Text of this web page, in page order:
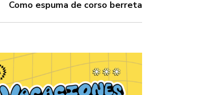
Como espuma de corso berreta